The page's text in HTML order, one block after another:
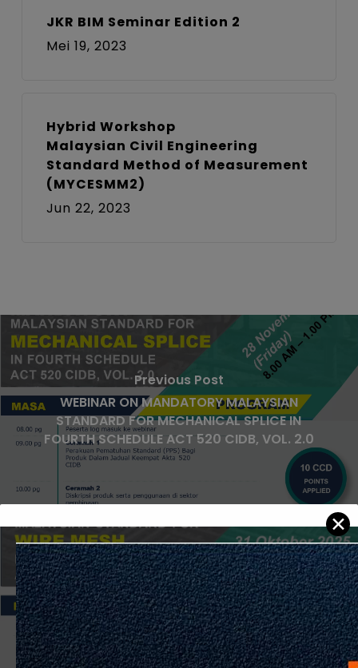
JKR BIM Seminar Edition 2
Mei 19, 2023
Hybrid Workshop
Malaysian Civil Engineering
Standard Method of Measurement
(MYCESMM2)
Jun 22, 2023
Previous Post
WEBINAR ON MANDATORY MALAYSIAN
STANDARD FOR MECHANICAL SPLICE IN
FOURTH SCHEDULE ACT 520 CIDB, VOL. 2.0
Next Post
WEBINAR ON MANDATORY MALAYSIAN
STANDARD FOR WIRE MESH PRODUCT IN
FOURTH SCHEDULE ACT 520 CIDB, VOL 2.0
✕